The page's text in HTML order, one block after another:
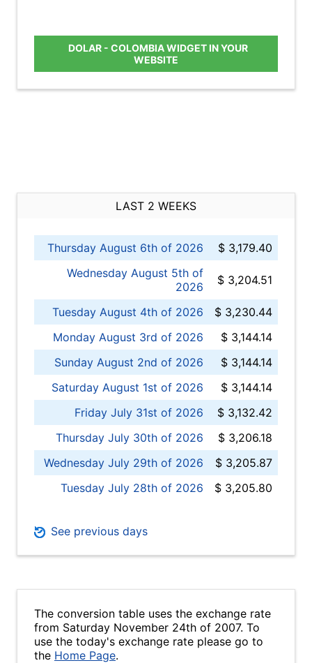
DOLAR - COLOMBIA WIDGET IN YOUR
WEBSITE
LAST 2 WEEKS
Thursday August 6th of 2026
$ 3,179.40
Wednesday August 5th of
2026
$ 3,204.51
Tuesday August 4th of 2026
$ 3,230.44
Monday August 3rd of 2026
$ 3,144.14
Sunday August 2nd of 2026
$ 3,144.14
Saturday August 1st of 2026
$ 3,144.14
Friday July 31st of 2026
$ 3,132.42
Thursday July 30th of 2026
$ 3,206.18
Wednesday July 29th of 2026
$ 3,205.87
Tuesday July 28th of 2026
$ 3,205.80
See previous days
The conversion table uses the exchange rate
from Saturday November 24th of 2007. To
use the today's exchange rate please go to
the Home Page.